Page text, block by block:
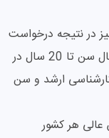
در نتیجه درخواست
بورسیه تحصیلی اهمیت پیدا می‌کند. برای مثال سن تا 20 سال در
دوره‌های کارشناسی ارشد و سن
عالی هر کشور